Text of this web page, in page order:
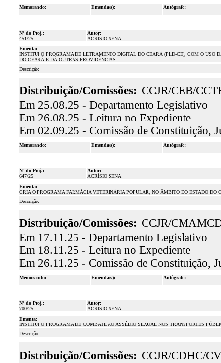
Memorando:
-
Emenda(s):
-
Autógrafo:
-
Nº do Proj.:
451/25
Autor:
ACRÍSIO SENA
Ementa:
INSTITUI O PROGRAMA DE LETRAMENTO DIGITAL DO CEARÁ (PLD-CE), COM O USO
DO CEARÁ E DÁ OUTRAS PROVIDÊNCIAS.
Descrição:
Distribuição/Comissões: CCJR/CEB/
Em 25.08.25 - Departamento Legislativo
Em 26.08.25 - Leitura no Expediente
Em 02.09.25 - Comissão de Constituição,
Memorando:
-
Emenda(s):
-
Autógrafo:
-
Nº do Proj.:
647/25
Autor:
ACRÍSIO SENA
Ementa:
CRIA O PROGRAMA FARMÁCIA VETERINÁRIA POPULAR, NO ÂMBITO DO ESTADO DO
Descrição:
Distribuição/Comissões: CCJR/
Em 17.11.25 - Departamento Legislativo
Em 18.11.25 - Leitura no Expediente
Em 26.11.25 - Comissão de Constituição,
Memorando:
-
Emenda(s):
-
Autógrafo:
-
Nº do Proj.:
700/25
Autor:
ACRÍSIO SENA
Ementa:
INSTITUI O PROGRAMA DE COMBATE AO ASSÉDIO SEXUAL NOS TRANSPORTES
Descrição:
Distribuição/Comissões: CCJR/CDHC/